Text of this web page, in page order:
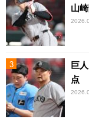
山
巨
点